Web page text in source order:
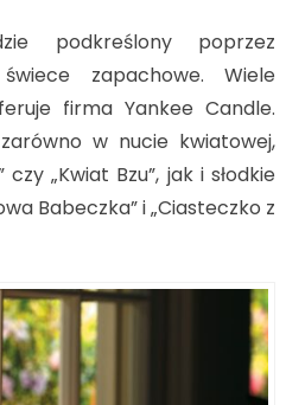
podkreślony poprzez
zapachowe. Wiele
firma Yankee Candle.
w nucie kwiatowej,
„Kwiat Bzu”, jak i słodkie
Babeczka” i „Ciasteczko z